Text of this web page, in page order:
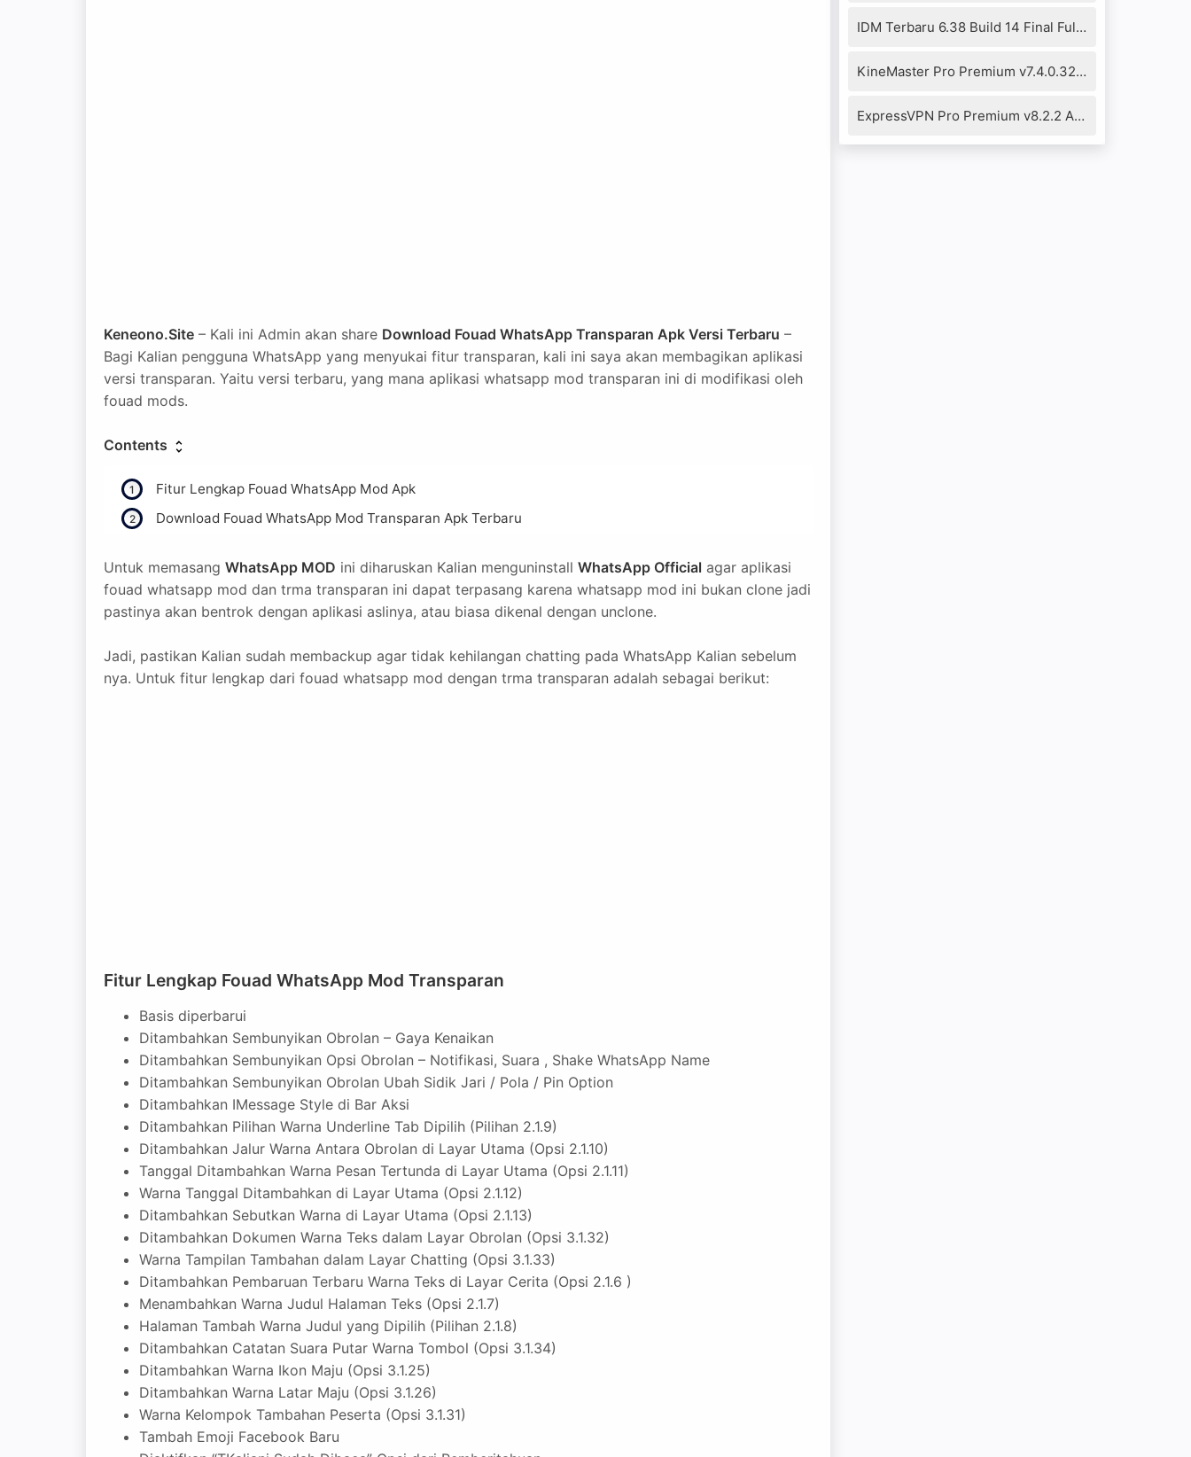
Keneono.Site – Kali ini Admin akan share Download Fouad WhatsApp Transparan Apk Versi Terbaru –
Bagi Kalian pengguna WhatsApp yang menyukai fitur transparan, kali ini saya akan membagikan aplikasi
versi transparan. Yaitu versi terbaru, yang mana aplikasi whatsapp mod transparan ini di modifikasi oleh
fouad mods.
Contents
Fitur Lengkap Fouad WhatsApp Mod Apk
Download Fouad WhatsApp Mod Transparan Apk Terbaru
Untuk memasang WhatsApp MOD ini diharuskan Kalian menguninstall WhatsApp Official agar aplikasi
fouad whatsapp mod dan trma transparan ini dapat terpasang karena whatsapp mod ini bukan clone jadi
pastinya akan bentrok dengan aplikasi aslinya, atau biasa dikenal dengan unclone.
Jadi, pastikan Kalian sudah membackup agar tidak kehilangan chatting pada WhatsApp Kalian sebelum
nya. Untuk fitur lengkap dari fouad whatsapp mod dengan trma transparan adalah sebagai berikut:
Fitur Lengkap Fouad WhatsApp Mod Transparan
Basis diperbarui
Ditambahkan Sembunyikan Obrolan – Gaya Kenaikan
Ditambahkan Sembunyikan Opsi Obrolan – Notifikasi, Suara , Shake WhatsApp Name
Ditambahkan Sembunyikan Obrolan Ubah Sidik Jari / Pola / Pin Option
Ditambahkan IMessage Style di Bar Aksi
Ditambahkan Pilihan Warna Underline Tab Dipilih (Pilihan 2.1.9)
Ditambahkan Jalur Warna Antara Obrolan di Layar Utama (Opsi 2.1.10)
Tanggal Ditambahkan Warna Pesan Tertunda di Layar Utama (Opsi 2.1.11)
Warna Tanggal Ditambahkan di Layar Utama (Opsi 2.1.12)
Ditambahkan Sebutkan Warna di Layar Utama (Opsi 2.1.13)
Ditambahkan Dokumen Warna Teks dalam Layar Obrolan (Opsi 3.1.32)
Warna Tampilan Tambahan dalam Layar Chatting (Opsi 3.1.33)
Ditambahkan Pembaruan Terbaru Warna Teks di Layar Cerita (Opsi 2.1.6 )
Menambahkan Warna Judul Halaman Teks (Opsi 2.1.7)
Halaman Tambah Warna Judul yang Dipilih (Pilihan 2.1.8)
Ditambahkan Catatan Suara Putar Warna Tombol (Opsi 3.1.34)
Ditambahkan Warna Ikon Maju (Opsi 3.1.25)
Ditambahkan Warna Latar Maju (Opsi 3.1.26)
Warna Kelompok Tambahan Peserta (Opsi 3.1.31)
Tambah Emoji Facebook Baru
IDM Terbaru 6.38 Build 14 Final Full Crack+Patch Fixed
KineMaster Pro Premium v7.4.0.32290.GP Mod Apk (No Watermark)
ExpressVPN Pro Premium v8.2.2 Apk